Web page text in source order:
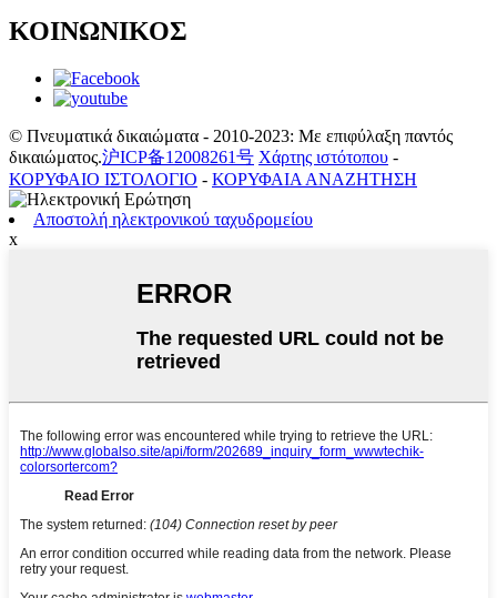
ΚΟΙΝΩΝΙΚΟΣ
© Πνευματικά δικαιώματα - 2010-2023: Με επιφύλαξη παντός
δικαιώματος.沪ICP备12008261号 Χάρτης ιστότοπου -
ΚΟΡΥΦΑΙΟ ΙΣΤΟΛΟΓΙΟ - ΚΟΡΥΦΑΙΑ ΑΝΑΖΗΤΗΣΗ
Αποστολή ηλεκτρονικού ταχυδρομείου
x